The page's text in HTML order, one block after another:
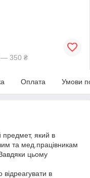
— 350 ₴
Оплата Умови
предмет, який в
та мед.працівникам
цьому
відреагувати в